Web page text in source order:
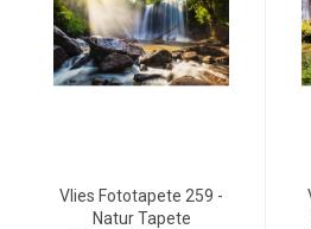
Vlies Fototapete 259 -
Natur Tapete